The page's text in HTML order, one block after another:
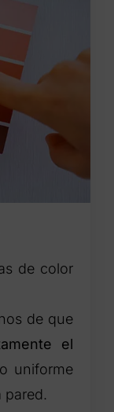
de color
de que
el
uniforme
pared.